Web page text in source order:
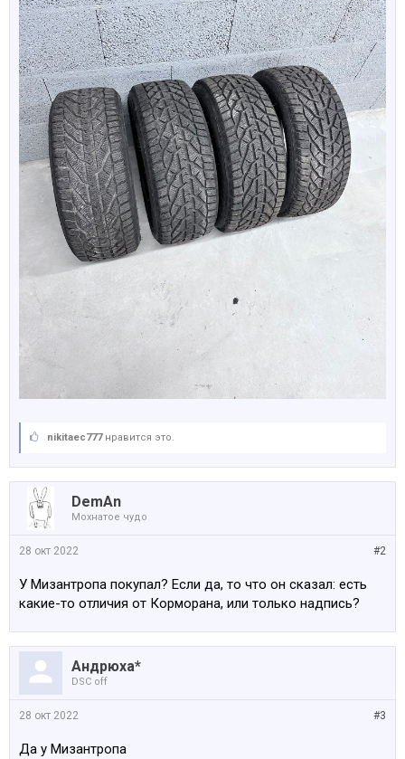
nikitaec777нравится это.
DemAn
Мохнатое чудо
#2
28 окт 2022
У Мизантропа покупал? Если да, то что он сказал: есть
какие-то отличия от Корморана, или только надпись?
Андрюха*
DSC off
#3
28 окт 2022
Да у Мизантропа